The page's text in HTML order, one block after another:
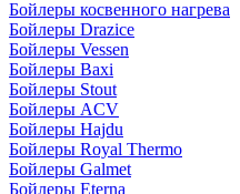
Бойлеры косвенного нагрева
Бойлеры Drazice
Бойлеры Vessen
Бойлеры Baxi
Бойлеры Stout
Бойлеры ACV
Бойлеры Hajdu
Бойлеры Royal Thermo
Бойлеры Galmet
Бойлеры Eterna